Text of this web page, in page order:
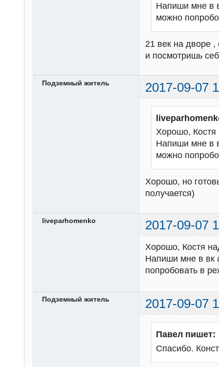
Напиши мне в
можно
21 век на дворе
и посмотришь
Подземный житель 2017-09-07
Хорошо, Костя
Напиши мне в
можно
Хорошо, но
получается)
liveparhomenko 2017-09-07
Хорошо, Костя
Напиши мне в вк
попробовать в
Подземный житель 2017-09-07
Павел пишет:
Спасибо.